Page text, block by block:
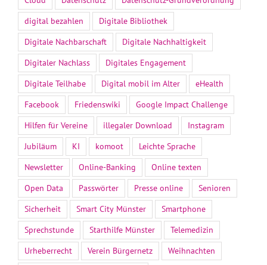
digital bezahlen
Digitale Bibliothek
Digitale Nachbarschaft
Digitale Nachhaltigkeit
Digitaler Nachlass
Digitales Engagement
Digitale Teilhabe
Digital mobil im Alter
eHealth
Facebook
Friedenswiki
Google Impact Challenge
Hilfen für Vereine
illegaler Download
Instagram
Jubiläum
KI komoot
Leichte Sprache
Newsletter
Online-Banking
Online texten
Open Data
Passwörter Presse online
Senioren
Sicherheit
Smart City Münster
Smartphone
Sprechstunde
Starthilfe Münster
Telemedizin
Urheberrecht
Verein Bürgernetz
Weihnachten